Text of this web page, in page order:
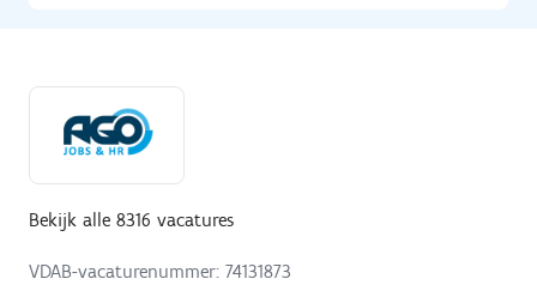
Bekijk alle 8316 vacatures
VDAB-vacaturenummer: 74131873